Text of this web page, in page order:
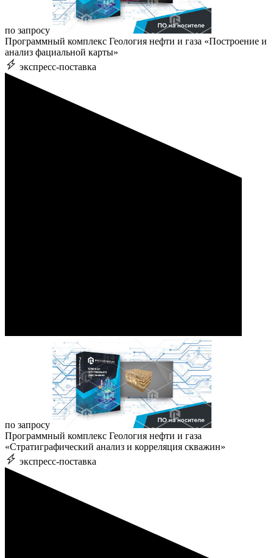
по запросу
Программный комплекс Геология нефти и газа «Построение и
анализ фациальной карты»
экспресс-поставка
по запросу
Программный комплекс Геология нефти и газа
«Стратиграфический анализ и корреляция скважин»
экспресс-поставка